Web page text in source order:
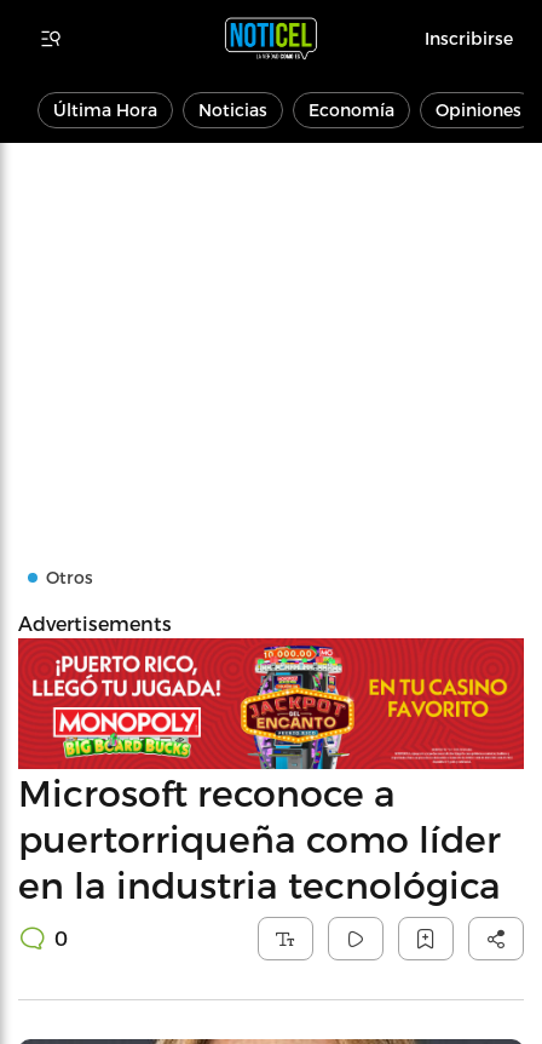
Inscribirse
Última Hora Noticias Economía Opiniones
Otros
Advertisements
Microsoft reconoce a
puertorriqueña como líder
en la industria tecnológica
0